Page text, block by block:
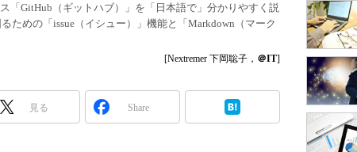
Database Expert
Master of IP Network
Security & Trust
「GitHub（ギットハブ）」を「日本語で」分かりやすく説
ための「issue（イシュー）」機能と「Markdown（マーク
[Nextremer 下岡聡子， ＠IT]
見る Share